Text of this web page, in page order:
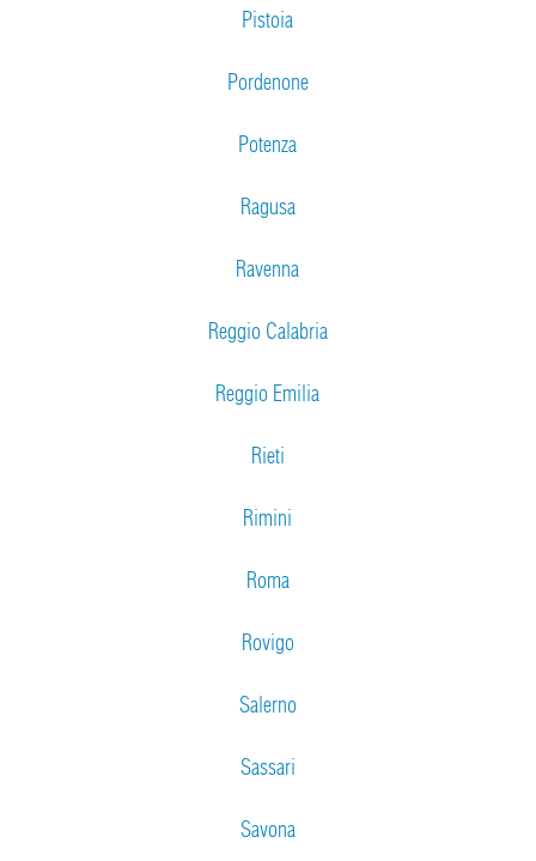
Pistoia
Pordenone
Potenza
Ragusa
Ravenna
Reggio Calabria
Reggio Emilia
Rieti
Rimini
Roma
Rovigo
Salerno
Sassari
Savona